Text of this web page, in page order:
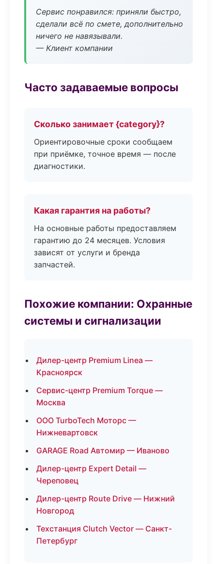
Сервис понравился: приняли быстро,
сделали всё по смете, дополнительно
ничего не навязывали.
— Клиент компании
Часто задаваемые вопросы
Сколько занимает {category}?
Ориентировочные сроки сообщаем
при приёмке, точное время — после
диагностики.
Какая гарантия на работы?
На основные работы предоставляем
гарантию до 24 месяцев. Условия
зависят от услуги и бренда
запчастей.
Похожие компании: Охранные
системы и сигнализации
Дилер-центр Premium Linea —
Красноярск
Сервис-центр Premium Torque —
Москва
ООО TurboTech Моторс —
Нижневартовск
GARAGE Road Автомир — Иваново
Дилер-центр Expert Detail —
Череповец
Дилер-центр Route Drive — Нижний
Новгород
Техстанция Clutch Vector — Санкт-
Петербург